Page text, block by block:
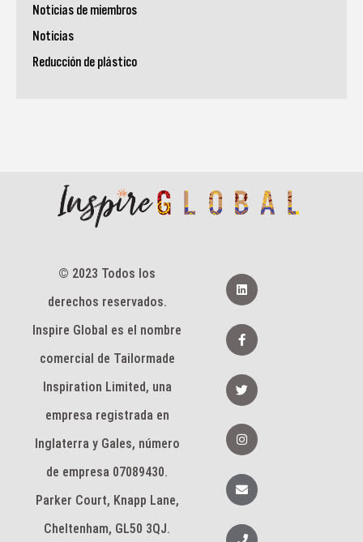
Noticias de miembros
Noticias
Reducción de plástico
© 2023 Todos los
derechos reservados.
Inspire Global es el nombre
comercial de Tailormade
Inspiration Limited, una
empresa registrada en
Inglaterra y Gales, número
de empresa 07089430.
Parker Court, Knapp Lane,
Cheltenham, GL50 3QJ.
L
i
n
e
d
F
a
c
b
o
-
f
G
o
r
e
o
n
s
a
g
r
m
S
o
b
e
T